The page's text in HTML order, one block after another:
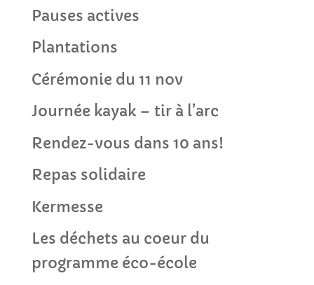
Pauses actives
Plantations
Cérémonie du 11 nov
Journée kayak – tir à l’arc
Rendez-vous dans 10 ans!
Repas solidaire
Kermesse
Les déchets au coeur du
programme éco-école